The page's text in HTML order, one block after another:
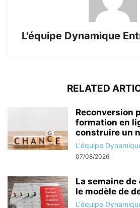
L'équipe Dynamique
RELATED
Reconversion
formation en
construire un
L'équipe
07/08/2026
La semaine
le modèle de
L'équipe